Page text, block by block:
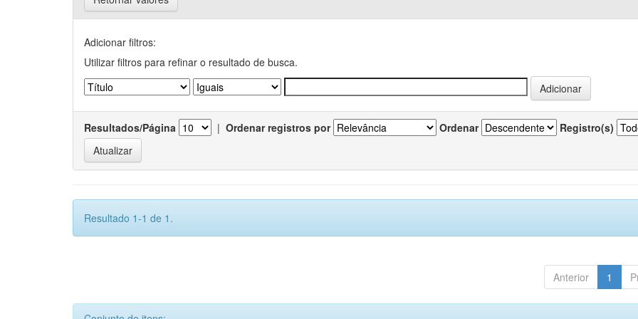
Adicionar filtros:
Utilizar filtros para refinar o resultado de busca.
Resultados/Página | Ordenar registros por Ordenar Registro(s)
Resultado 1-1 de 1.
Anterior 1